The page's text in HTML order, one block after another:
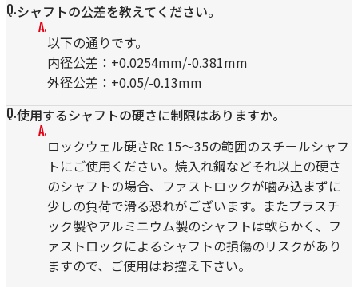
シャフトの公差を教えてください。
以下の通りです。
内径公差：+0.0254mm/-0.381mm
外径公差：+0.05/-0.13mm
使用するシャフトの硬さに制限はありますか。
ロックウェル硬さRc 15～35の範囲のスチールシャフ
トにご使用ください。焼入れ鋼などそれ以上の硬さ
のシャフトの場合、ファストロックが噛み込まずに
少しの負荷で滑る恐れがございます。またプラスチ
ック製やアルミニウム製のシャフトは軟らかく、フ
ァストロックによるシャフトの損傷のリスクがあり
ますので、ご使用はお控え下さい。